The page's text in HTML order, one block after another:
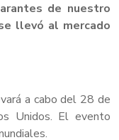
de nuestro
llevó al mercado
a cabo del 28 de
Unidos. El evento